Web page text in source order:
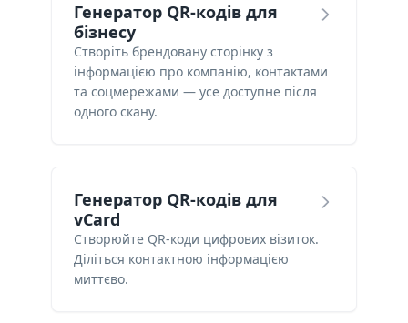
Генератор QR-кодів для
бізнесу
Створіть брендовану сторінку з
інформацією про компанію, контактами
та соцмережами — усе доступне після
одного скану.
Генератор QR-кодів для
vCard
Створюйте QR-коди цифрових візиток.
Діліться контактною інформацією
миттєво.